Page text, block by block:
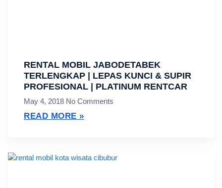
RENTAL MOBIL JABODETABEK
TERLENGKAP | LEPAS KUNCI & SUPIR
PROFESIONAL | PLATINUM RENTCAR
May 4, 2018 No Comments
READ MORE »